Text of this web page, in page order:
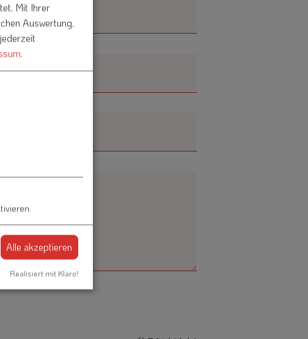
Mit Ihrer
Auswertung,
.
Alle akzeptieren
Realisiert mit Klaro!